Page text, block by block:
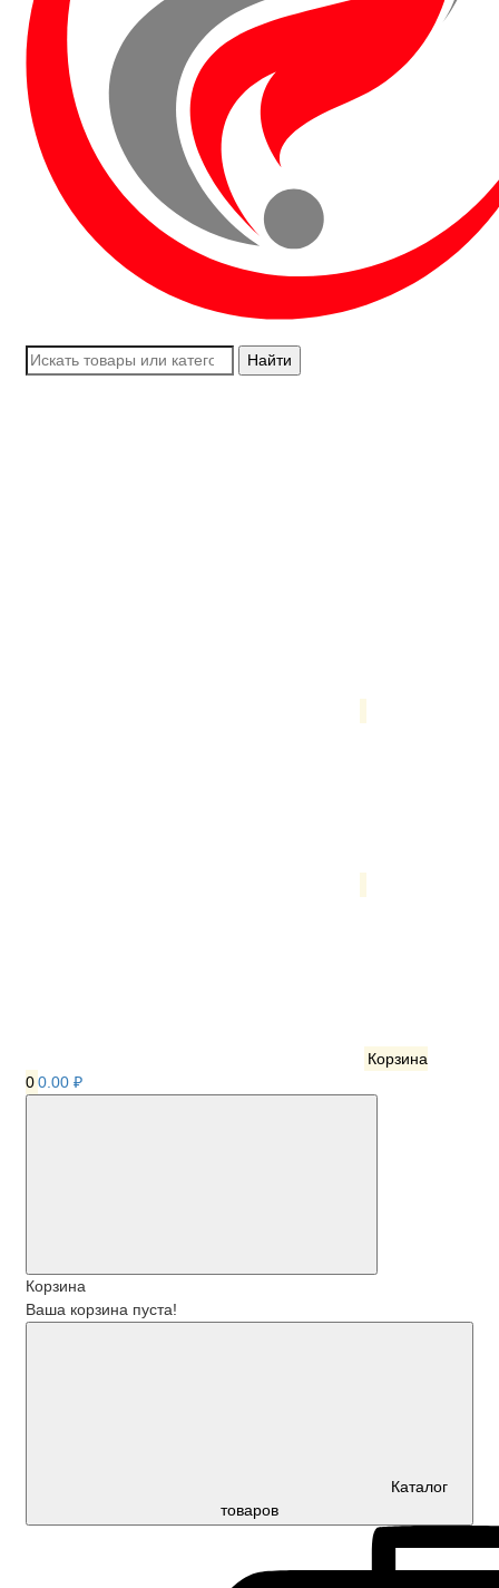
Найти
Корзина
00.00 ₽
Корзина
Ваша корзина пуста!
Каталог
товаров